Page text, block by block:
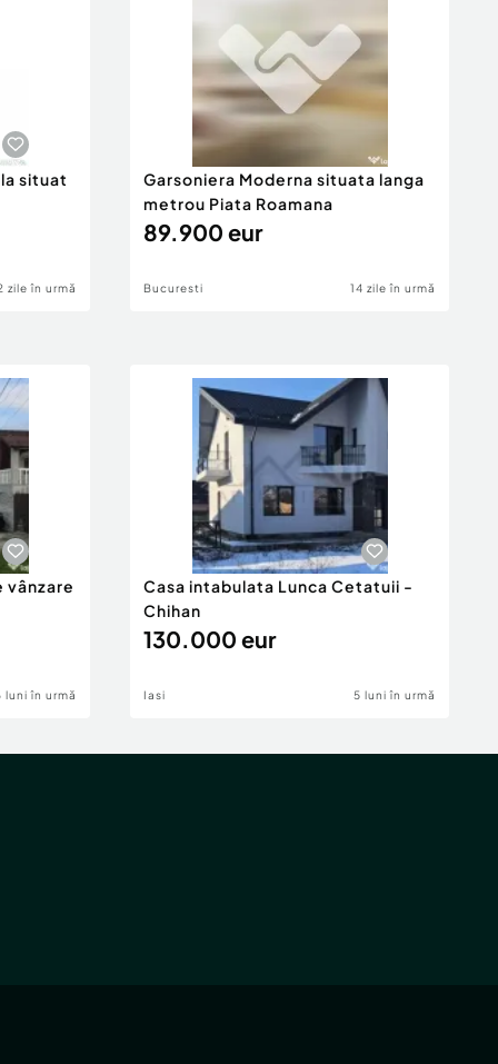
situat
zile în urmă
Garsoniera Moderna situata langa
metrou Piata Roamana
89.900 eur
Bucuresti 14 zile în urmă
vânzare
luni în urmă
Casa intabulata Lunca Cetatuii -
Chihan
130.000 eur
Iasi 5 luni în urmă